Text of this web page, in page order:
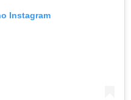
Instagram